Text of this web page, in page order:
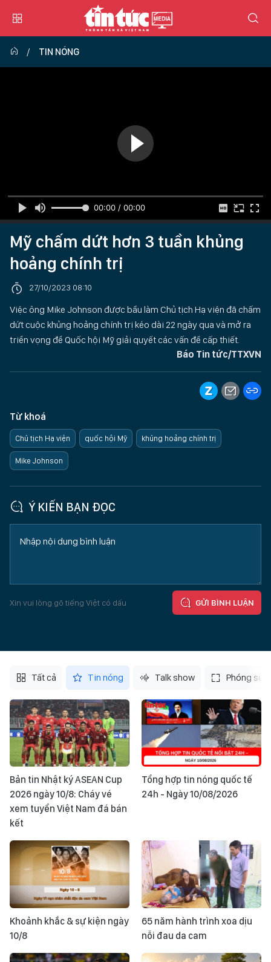
TIN NÓNG
00:00 / 00:00
Mỹ chấm dứt hơn 3 tuần khủng
hoảng chính trị
27/10/2023 08:10
Việc ông Mike Johnson được bầu làm Chủ tịch Hạ viện đã chấm
dứt cuộc khủng hoảng chính trị kéo dài 22 ngày qua và mở ra
triển vọng để Quốc hội Mỹ giải quyết các vấn đề cấp thiết.
Báo Tin tức/TTXVN
Từ khoá
Chủ tịch Hạ viện quốc hội Mỹ khủng hoảng chính trị
Mike Johnson
Ý KIẾN BẠN ĐỌC
Xin vui lòng gõ tiếng Việt có dấu GỬI BÌNH LUẬN
Tất cả Tin nóng Talk show Phóng sự
Bản tin Nhật ký ASEAN Cup
2026 ngày 10/8: Cháy vé
xem tuyển Việt Nam đá bán
kết
Tổng hợp tin nóng quốc tế
24h - Ngày 10/08/2026
Khoảnh khắc & sự kiện ngày
10/8
65 năm hành trình xoa dịu
nỗi đau da cam